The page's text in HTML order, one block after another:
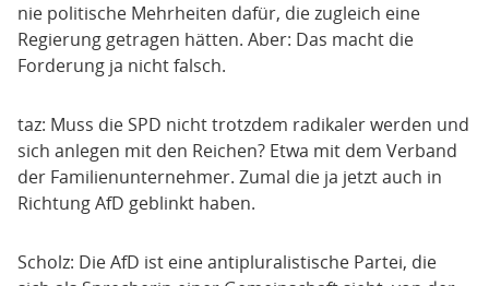
nie politische Mehrheiten dafür, die zugleich eine
Regierung getragen hätten. Aber: Das macht die
Forderung ja nicht falsch.
taz: Muss die SPD nicht trotzdem radikaler werden und
sich anlegen mit den Reichen? Etwa mit dem Verband
der Familienunternehmer. Zumal die ja jetzt auch in
Richtung AfD geblinkt haben.
Scholz: Die AfD ist eine antipluralistische Partei, die